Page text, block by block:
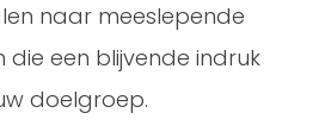
naar meeslepende
die een blijvende indruk
doelgroep.